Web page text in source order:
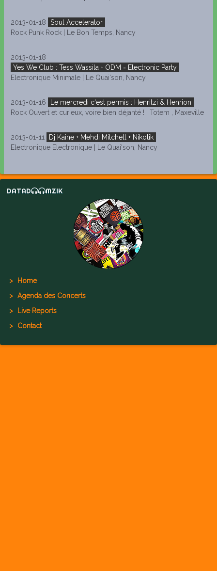
2013-01-18
Soul Accelerator
Rock Punk Rock | Le Bon Temps, Nancy
2013-01-18
Yes We Club : Tess Wassila + ODM = Electronic Party
Electronique Minimale | Le Quai'son, Nancy
2013-01-16
Le mercredi c'est permis : Henritzi & Henrion
Rock Ouvert et curieux, voire bien déjanté ! | Totem , Maxeville
2013-01-11
Dj Kaine + Mehdi Mitchell + Nikotik
Electronique Electronique | Le Quai'son, Nancy
DATAD MZIK
Home
Agenda des Concerts
Live Reports
Contact